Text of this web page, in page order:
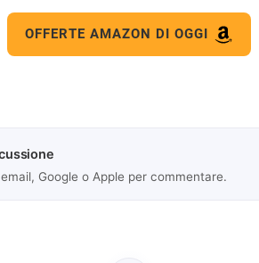
OFFERTE AMAZON DI OGGI
Google o Apple per commentare.